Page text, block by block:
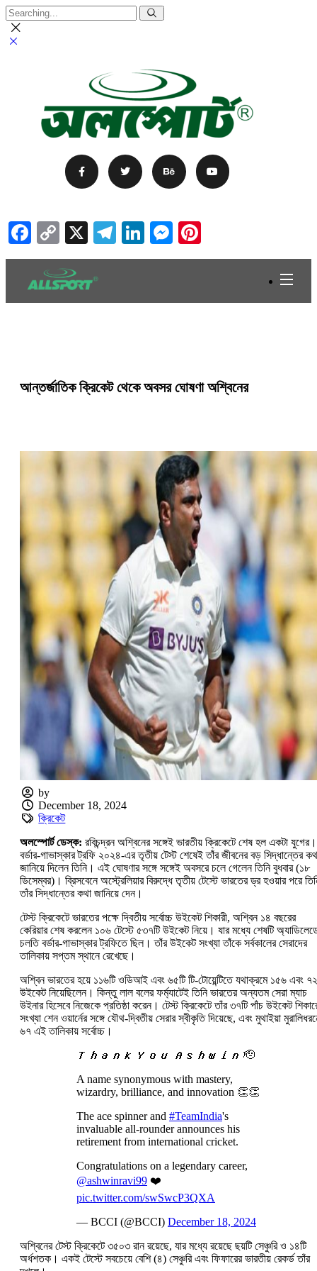
Facebook
Copy
Link
X Telegram
LinkedIn
Messenger
আন্তর্জাতিক ক্রিকেট থেকে অবসর ঘোষণা অশ্বিনের
by
December 18, 2024
ক্রিকেট
অলস্পোর্ট ডেস্ক: রবিচন্দ্রন অশ্বিনের সঙ্গেই ভারতীয় ক্রিকেটে শেষ হল একটা যুগের।
বর্ডার-গাভাস্কার ট্রফি ২০২৪-এর তৃতীয় টেস্ট শেষেই তাঁর জীবনের বড় সিদ্ধান্তের
জানিয়ে দিলেন তিনি। এই ঘোষণার সঙ্গে সঙ্গেই অবসরে চলে গেলেন তিনি বুধবার (১৮
ডিসেম্বর)। ব্রিসবেনে অস্ট্রেলিয়ার বিরুদ্ধে তৃতীয় টেস্টে ভারতের ড্র হওয়ার পরে
তাঁর সিদ্ধান্তের কথা জানিয়ে দেন।
টেস্ট ক্রিকেটে ভারতের পক্ষে দ্বিতীয় সর্বোচ্চ উইকেট শিকারী, অশ্বিন ১৪ বছরের
কেরিয়ার শেষ করলেন ১০৬ টেস্টে ৫৩৭টি উইকেট নিয়ে। যার মধ্যে শেষটি
চলতি বর্ডার-গাভাস্কার ট্রফিতে ছিল। তাঁর উইকেট সংখ্যা তাঁকে সর্বকালের সেরাদের
তালিকায় সপ্তম স্থানে রেখেছে।
অশ্বিন ভারতের হয়ে ১১৬টি ওডিআই এবং ৬৫টি টি-টোয়েন্টিতে যথাক্রমে ১৫৬ এবং
উইকেট নিয়েছিলেন। কিন্তু লাল বলের ফর্ম্যাটেই তিনি ভারতের অন্যতম সেরা ম্যাচ
উইনার হিসেবে নিজেকে প্রতিষ্ঠা করেন। টেস্ট ক্রিকেটে তাঁর ৩৭টি পাঁচ উইকেট
সংখ্যা শেন ওয়ার্নের সঙ্গে যৌথ-দ্বিতীয় সেরার স্বীকৃতি দিয়েছে, এবং মুথাইয়া
৬৭ এই তালিকায় সর্বোচ্চ।
𝙏𝙝𝙖𝙣𝙠 𝙔𝙤𝙪 𝘼𝙨𝙝𝙬𝙞𝙣 🫡
A name synonymous with mastery,
wizardry, brilliance, and innovation 👏👏
The ace spinner and #TeamIndia's
invaluable all-rounder announces his
retirement from international cricket.
Congratulations on a legendary career,
@ashwinravi99 ❤️
pic.twitter.com/swSwcP3QXA
— BCCI (@BCCI) December 18, 2024
অশ্বিনের টেস্ট ক্রিকেটে ৩৫০৩ রান রয়েছে, যার মধ্যে রয়েছে ছয়টি সেঞ্চুরি ও ১৪টি
অর্ধশতক। একই টেস্টে সবচেয়ে বেশি (৪) সেঞ্চুরি এবং ফিফারের ভারতীয় রেকর্ড তাঁর